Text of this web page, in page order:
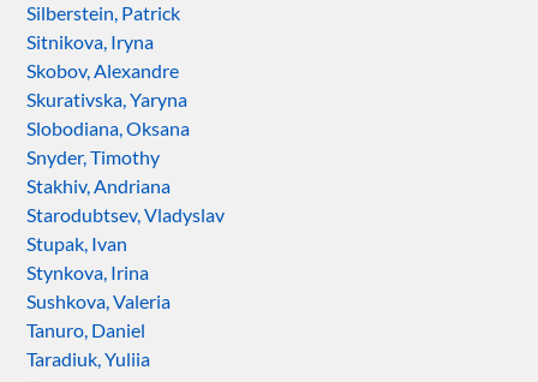
Silberstein, Patrick
Sitnikova, Iryna
Skobov, Alexandre
Skurativska, Yaryna
Slobodiana, Oksana
Snyder, Timothy
Stakhiv, Andriana
Starodubtsev, Vladyslav
Stupak, Ivan
Stynkova, Irina
Sushkova, Valeria
Tanuro, Daniel
Taradiuk, Yuliia